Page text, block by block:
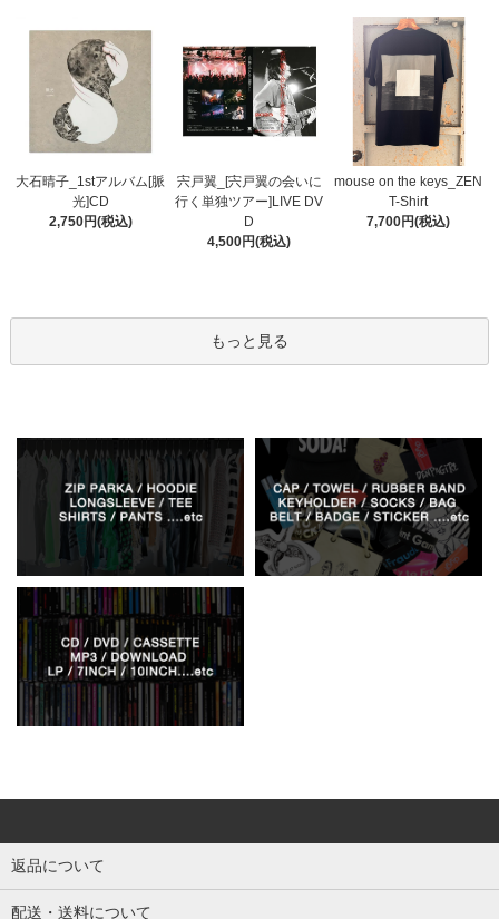
大石晴子_1stアルバム[脈
光]CD
2,750円(税込)
宍戸翼_[宍戸翼の会いに
行く単独ツアー]LIVE DV
D
4,500円(税込)
mouse on the keys_ZEN
T-Shirt
7,700円(税込)
もっと見る
返品について
配送・送料について